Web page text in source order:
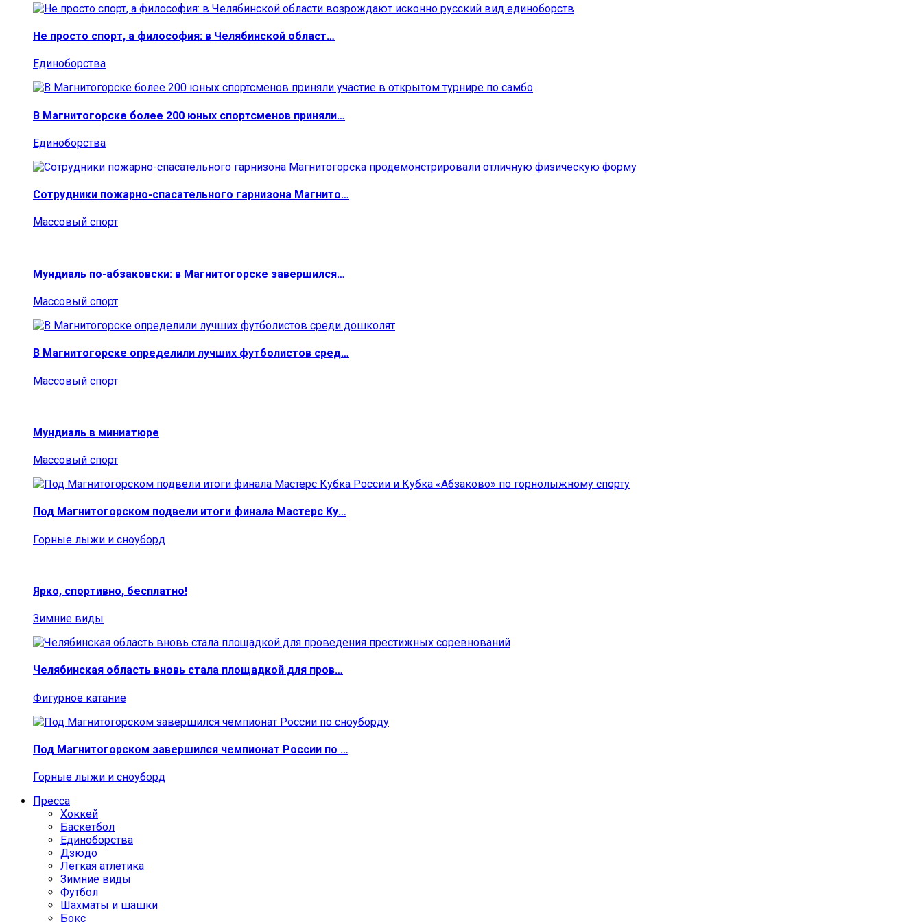
Не просто спорт, а философия: в Челябинской област…
Единоборства
В Магнитогорске более 200 юных спортсменов приняли…
Единоборства
Сотрудники пожарно-спасательного гарнизона Магнито…
Массовый спорт
Мундиаль по-абзаковски: в Магнитогорске завершился…
Массовый спорт
В Магнитогорске определили лучших футболистов сред…
Массовый спорт
Мундиаль в миниатюре
Массовый спорт
Под Магнитогорском подвели итоги финала Мастерс Ку…
Горные лыжи и сноуборд
Ярко, спортивно, бесплатно!
Зимние виды
Челябинская область вновь стала площадкой для пров…
Фигурное катание
Под Магнитогорском завершился чемпионат России по …
Горные лыжи и сноуборд
Пресса
Хоккей
Баскетбол
Единоборства
Дзюдо
Легкая атлетика
Зимние виды
Футбол
Шахматы и шашки
Бокс